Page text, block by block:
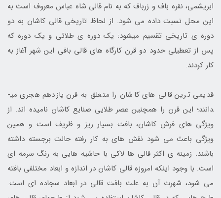
ابریشمی، نقره­ باف و زر­باف که به نام قالی شاه­ عباس معروف است به
این محل نسبت داده می­ شود. از لحاظ تاریخی قالی کاشان به دو
دوره ی تاریخی تقسیم می­­شود: یک دوره ی طلائی و یک دوره که
پس از تعطیلی حدود دو قرن کارگاه­ های قالی بافی این شهر آغاز به
کار کردند.
قدیمی ­ترین قالی­ های کاشان را متعلق به قرن یازدهم هجری می­
دانند؛ این قرن را همچنین عصر طلایی صنایع کاشان نامیده ­اند. از
ویژگی­ های فرش کاشان، بافت بسیار ریز و ظریف است و همین
ویژگی باعث می­ شود نقش­ های به کار رفته حالت برجسته داشته
باشند. زمینه ی اکثر قالی ­ها لاکی با حاشیه­ هایی به رنگ سرمه ­ای
است. با وجود این­که امروزه قالی کاشان در اندازه و ابعاد مختلفی بافته
می­ شود، شهرت آن به علت بافت قالی در ابعاد سجاده ­ای است.